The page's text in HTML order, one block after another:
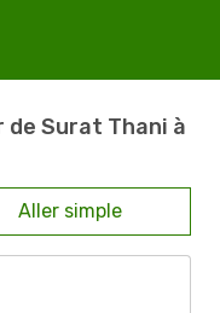
de Surat Thani à
Aller simple